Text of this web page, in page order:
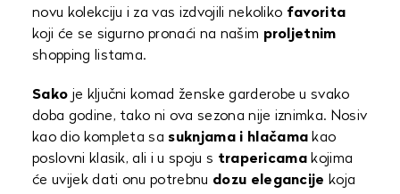
novu kolekciju i za vas izdvojili nekoliko favorita
koji će se sigurno pronaći na našim proljetnim
shopping listama.
Sako je ključni komad ženske garderobe u svako
doba godine, tako ni ova sezona nije iznimka. Nosiv
kao dio kompleta sa suknjama i hlačama kao
poslovni klasik, ali i u spoju s trapericama kojima
će uvijek dati onu potrebnu dozu elegancije koja